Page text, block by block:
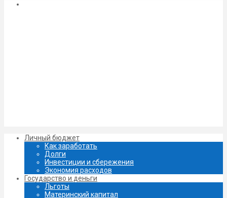
Личный бюджет
Как заработать
Долги
Инвестиции и сбережения
Экономия расходов
Государство и деньги
Льготы
Материнский капитал